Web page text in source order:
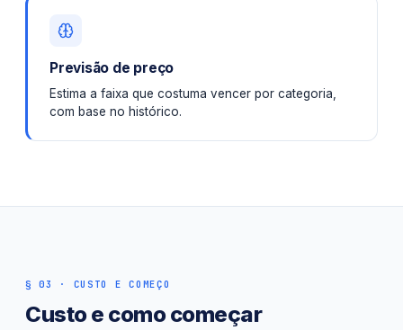
Previsão de preço
Estima a faixa que costuma vencer por categoria,
com base no histórico.
§ 03 · CUSTO E COMEÇO
Custo e como começar